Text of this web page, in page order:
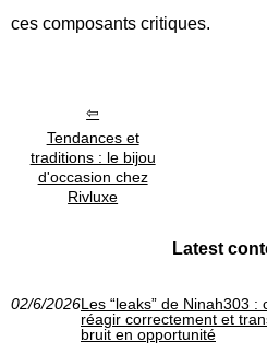
ces composants critiques.
Tendances et
traditions : le bijou
d'occasion chez
Rivluxe
Latest
02/6/2026Les “leaks” de Ninah303 :
réagir correctement et
bruit en opportunité